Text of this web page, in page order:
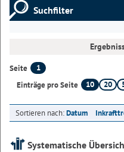
Suchfilter
Seite
1
Einträge pro Seite
10 20
Sortieren nach:Datum
Systematische